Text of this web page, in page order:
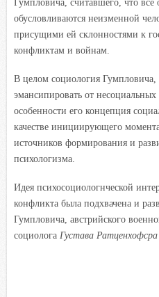
обусловливаются неизменной
присущими ей склонностями к
конфликтам и войнам.
В целом социология
эмансипировать от
особенности его концепция
качестве инициирующего
источников формирования и
психологизма.
Идея психосоциологнческой
конфликта была подхвачена и
Гумпловича, австрийского
социолога Густава Ратценхофсра